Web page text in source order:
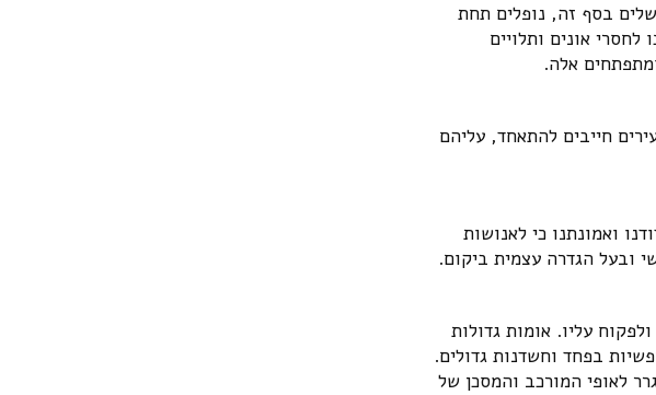
בסף זה, נופלים תחת
אונים ותלויים
אלה.
חייבים להתאחד, עליהם
ואמונתנו כי לאנושות
ובעל הגדרה עצמית ביקום.
עליו. אומות גדולות
בפחד וחשדנות גדולים.
לאופי המורכב והמסכן של